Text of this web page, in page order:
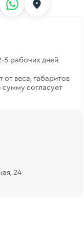
5 рабочих дней
от веса, габаритов
согласует
24